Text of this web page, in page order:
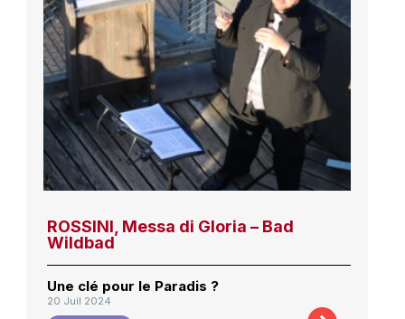
ROSSINI, Messa di Gloria – Bad
Wildbad
Une clé pour le Paradis ?
20 Juil 2024